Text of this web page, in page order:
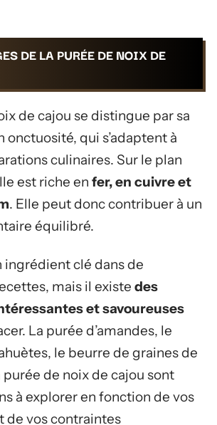
DE LA PURÉE DE NOIX DE
de cajou se distingue par sa
onctuosité, qui s’adaptent à
culinaires. Sur le plan
est riche en fer, en cuivre et
. Elle peut donc contribuer à un
équilibré.
ingrédient clé dans de
mais il existe des
et savoureuses
La purée d’amandes, le
le beurre de graines de
de noix de cajou sont
à explorer en fonction de vos
de vos contraintes